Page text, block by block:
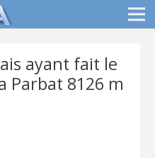
ayant fait le
Parbat 8126 m